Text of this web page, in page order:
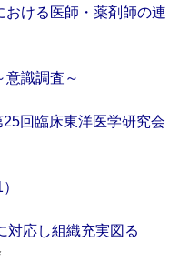
おける医師・薬剤師の連
意識調査～
回臨床東洋医学研究会
対応し組織充実図る